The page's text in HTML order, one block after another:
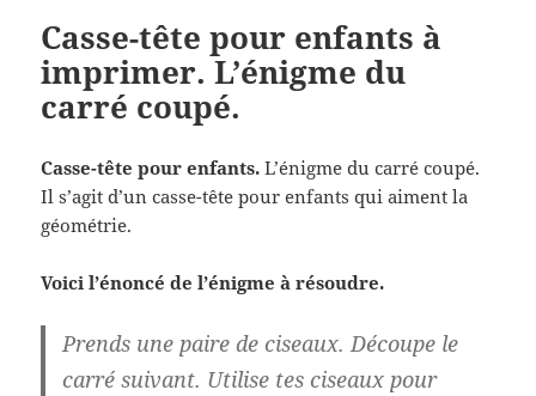
Casse-tête pour enfants à
imprimer. L’énigme du
carré coupé.
Casse-tête pour enfants.L’énigme du carré coupé.
Il s’agit d’un casse-tête pour enfants qui aiment la
géométrie.
Voici l’énoncé de l’énigme à résoudre.
Prends une paire de ciseaux. Découpe le
carré suivant. Utilise tes ciseaux pour